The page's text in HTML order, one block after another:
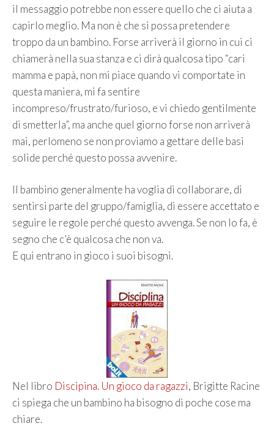
il messaggio potrebbe non essere quello che ci aiuta a
capirlo meglio. Ma non è che si possa pretendere
troppo da un bambino. Forse arriverà il giorno in cui ci
chiamerà nella sua stanza e ci dirà qualcosa tipo “cari
mamma e papà, non mi piace quando vi comportate in
questa maniera, mi fa sentire
incompreso/frustrato/furioso, e vi chiedo gentilmente
di smetterla”, ma anche quel giorno forse non arriverà
mai, perlomeno se non proviamo a gettare delle basi
solide perché questo possa avvenire.
Il bambino generalmente ha voglia di collaborare, di
sentirsi parte del gruppo/famiglia, di essere accettato e
seguire le regole perché questo avvenga. Se non lo fa, è
segno che c’è qualcosa che non va.
E qui entrano in gioco i suoi bisogni.
Nel libro Discipina. Un gioco da ragazzi, Brigitte Racine
ci spiega che un bambino ha bisogno di poche cose ma
chiare.